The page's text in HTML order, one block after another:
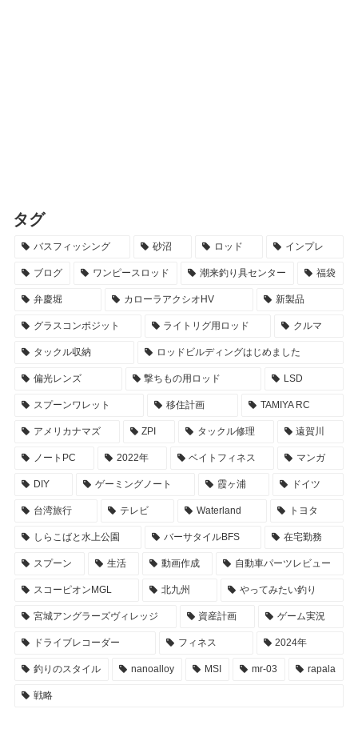
タグ
バスフィッシング 砂沼 ロッド インプレ
ブログ ワンピースロッド 潮来釣り具センター 福袋
弁慶堀 カローラアクシオHV 新製品
グラスコンポジット ライトリグ用ロッド クルマ
タックル収納 ロッドビルディングはじめました
偏光レンズ 撃ちもの用ロッド LSD
スプーンワレット 移住計画 TAMIYA RC
アメリカナマズ ZPI タックル修理 遠賀川
ノートPC 2022年 ベイトフィネス マンガ
DIY ゲーミングノート 霞ヶ浦 ドイツ
台湾旅行 テレビ Waterland トヨタ
しらこばと水上公園 バーサタイルBFS 在宅勤務
スプーン 生活 動画作成 自動車パーツレビュー
スコーピオンMGL 北九州 やってみたい釣り
宮城アングラーズヴィレッジ 資産計画 ゲーム実況
ドライブレコーダー フィネス 2024年
釣りのスタイル nanoalloy MSI mr-03 rapala
戦略